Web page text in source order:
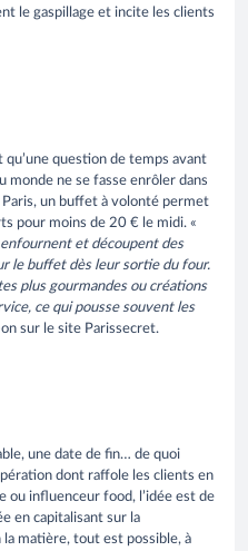
le gaspillage et incite les clients
qu’une question de temps avant
monde ne se fasse enrôler dans
un buffet à volonté permet
pour moins de 20 € le midi. «
et découpent des
le buffet dès leur sortie du four.
plus gourmandes ou créations
ce qui pousse souvent les
sur le site Parissecret.
une date de fin… de quoi
dont raffole les clients en
ou influenceur food, l’idée est de
en capitalisant sur la
la matière, tout est possible, à